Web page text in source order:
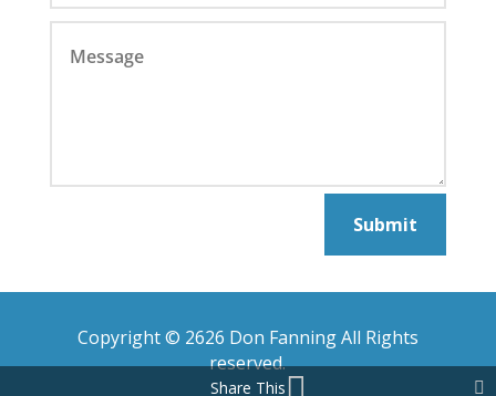
Submit
Copyright © 2626 Don Fanning All Rights
reserved.
Share This